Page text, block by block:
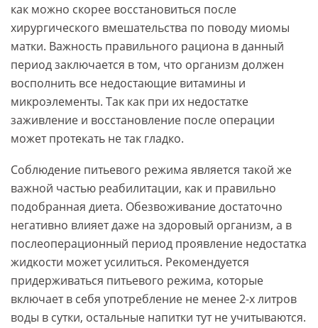
как можно скорее восстановиться после
хирургического вмешательства по поводу миомы
матки. Важность правильного рациона в данный
период заключается в том, что организм должен
восполнить все недостающие витамины и
микроэлементы. Так как при их недостатке
заживление и восстановление после операции
может протекать не так гладко.
Соблюдение питьевого режима является такой же
важной частью реабилитации, как и правильно
подобранная диета. Обезвоживание достаточно
негативно влияет даже на здоровый организм, а в
послеоперационный период проявление недостатка
жидкости может усилиться. Рекомендуется
придерживаться питьевого режима, которые
включает в себя употребление не менее 2-х литров
воды в сутки, остальные напитки тут не учитываются.